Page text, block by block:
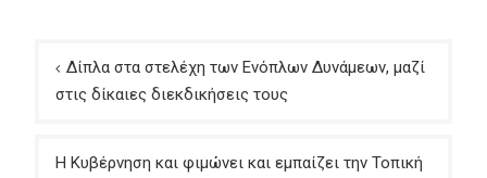
Πλοήγηση
άρθρων
Δίπλα στα στελέχη των Ενόπλων Δυνάμεων, μαζί
στις δίκαιες διεκδικήσεις τους
Η Κυβέρνηση και φιμώνει και εμπαίζει την Τοπική